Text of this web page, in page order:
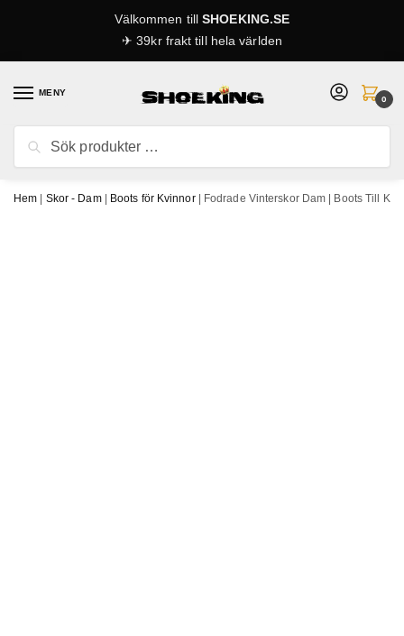
Välkommen tillSHOEKING.SE
✈ 39kr frakt till hela världen
MENY
efter:
Sök
0
Hem | Skor - Dam| Boots för Kvinnor| Fodrade Vinterskor Dam | Boots Till